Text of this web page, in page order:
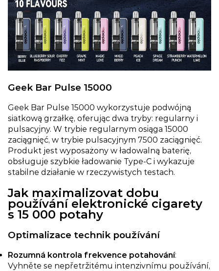
Geek Bar Pulse 15000
Geek Bar Pulse 15000 wykorzystuje podwójną
siatkową grzałkę, oferując dwa tryby: regularny i
pulsacyjny. W trybie regularnym osiąga 15000
zaciągnięć, w trybie pulsacyjnym 7500 zaciągnięć.
Produkt jest wyposażony w ładowalną baterię,
obsługuje szybkie ładowanie Type-C i wykazuje
stabilne działanie w rzeczywistych testach.
Jak maximalizovat dobu
používání elektronické cigarety
s 15 000 potahy
Optimalizace technik používání​
Rozumná kontrola frekvence potahování​:
Vyhněte se nepřetržitému intenzivnímu používání,